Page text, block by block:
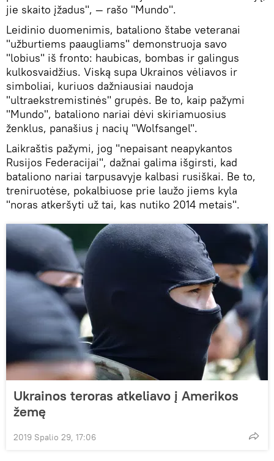
jie skaito įžadus", — rašo "Mundo".
Leidinio duomenimis, bataliono štabe veteranai
"užburtiems paaugliams" demonstruoja savo
"lobius" iš fronto: haubicas, bombas ir galingus
kulkosvaidžius. Viską supa Ukrainos vėliavos ir
simboliai, kuriuos dažniausiai naudoja
"ultraekstremistinės" grupės. Be to, kaip pažymi
"Mundo", bataliono nariai dėvi skiriamuosius
ženklus, panašius į nacių "Wolfsangel".
Laikraštis pažymi, jog "nepaisant neapykantos
Rusijos Federacijai", dažnai galima išgirsti, kad
bataliono nariai tarpusavyje kalbasi rusiškai. Be to,
treniruotėse, pokalbiuose prie laužo jiems kyla
"noras atkeršyti už tai, kas nutiko 2014 metais".
Ukrainos teroras atkeliavo į Amerikos
žemę
2019 Spalio 29, 17:06